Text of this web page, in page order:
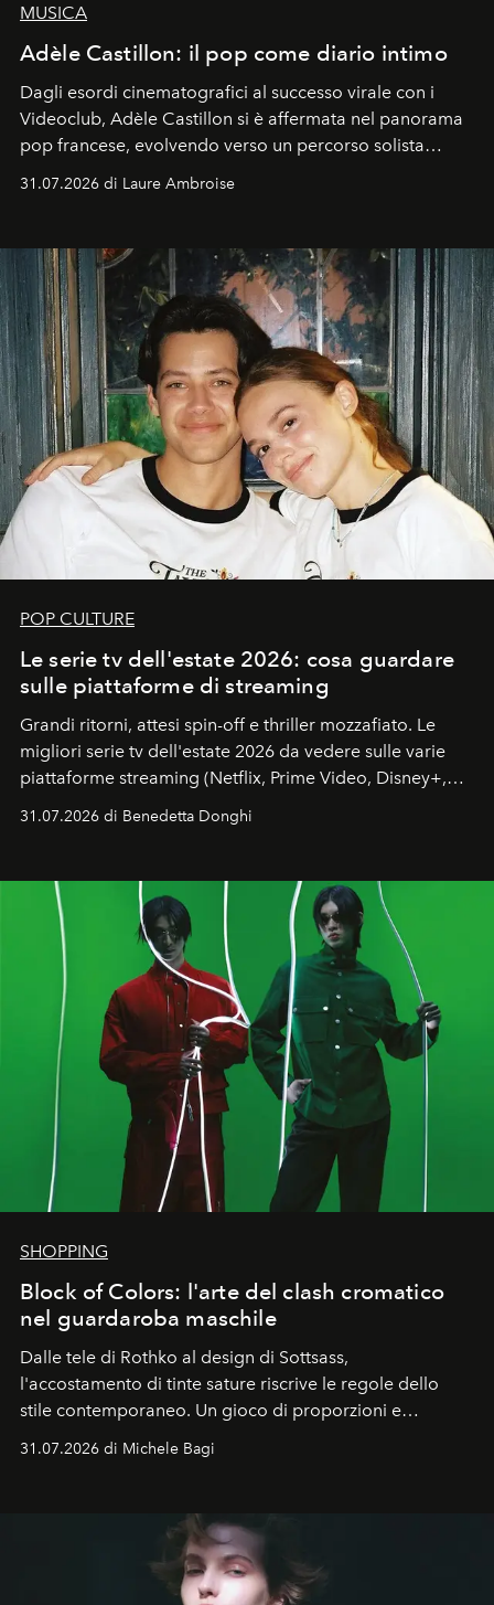
MUSICA
Adèle Castillon: il pop come diario intimo
Dagli esordi cinematografici al successo virale con i
Videoclub, Adèle Castillon si è affermata nel panorama
pop francese, evolvendo verso un percorso solista
intimo e consapevole.
31.07.2026 di Laure Ambroise
POP CULTURE
Le serie tv dell'estate 2026: cosa guardare
sulle piattaforme di streaming
Grandi ritorni, attesi spin-off e thriller mozzafiato. Le
migliori serie tv dell'estate 2026 da vedere sulle varie
piattaforme streaming (Netflix, Prime Video, Disney+,
Apple TV+ e Sky/Now). Una guida completa tra draghi,
coming of age e multiversi per orientare il binge
31.07.2026 di Benedetta Donghi
SHOPPING
Block of Colors: l'arte del clash cromatico
nel guardaroba maschile
Dalle tele di Rothko al design di Sottsass,
l'accostamento di tinte sature riscrive le regole dello
stile contemporaneo. Un gioco di proporzioni e
contrasti dove l'energia del colore diventa espressione
di pura libertà e carattere.
31.07.2026 di Michele Bagi